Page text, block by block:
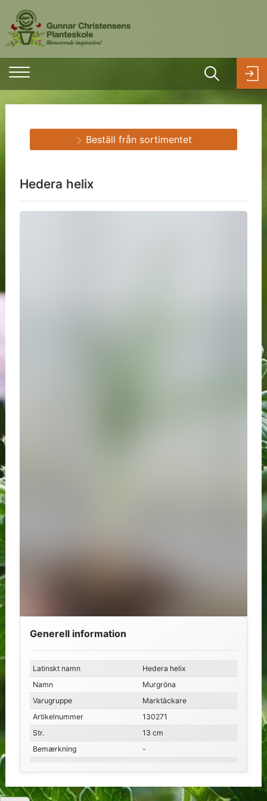
Hedera helix
Generell information
Latinskt namn
Hedera helix
Namn
Murgröna
Varugruppe
Marktäckare
Artikelnummer
130271
Str.
13 cm
Bemærkning
-
Beställ från sortimentet